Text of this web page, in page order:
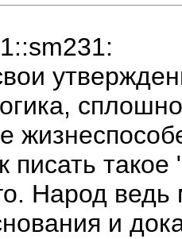
писать такое
Народ ведь
и